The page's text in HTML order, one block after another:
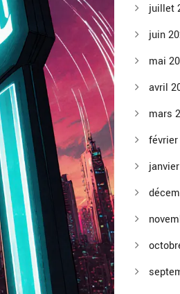
juillet
juin
mai
avril
mars